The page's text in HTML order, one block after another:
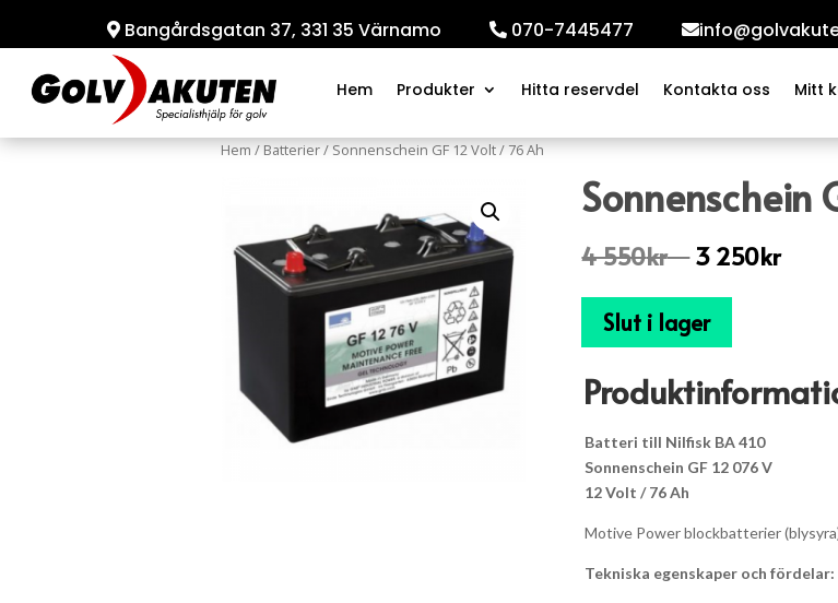
Bangårdsgatan 37, 331 35 Värnamo 070-7445477
Hem Produkter Hitta reservdel Kontakta oss Mitt
Hem/Batterier/Sonnenschein GF 12 Volt / 76 Ah
Sonnenschein
4 550kr⠀3 250kr⠀
Slut i lager
Batteri till Nilfisk BA 410
Sonnenschein GF 12 076 V
12 Volt / 76 Ah
Motive Power blockbatterier
Tekniska egenskaper och fördelar: